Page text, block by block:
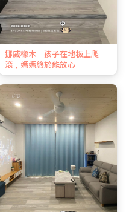
挪威橡木｜孩子在地板上爬
滾，媽媽終於能放心